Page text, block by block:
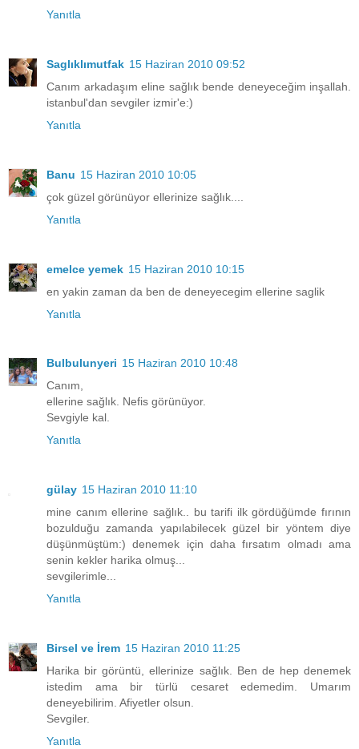
Yanıtla
Saglıklımutfak 15 Haziran 2010 09:52
Canım arkadaşım eline sağlık bende deneyeceğim inşallah.
istanbul'dan sevgiler izmir'e:)
Yanıtla
Banu 15 Haziran 2010 10:05
çok güzel görünüyor ellerinize sağlık....
Yanıtla
emelce yemek 15 Haziran 2010 10:15
en yakin zaman da ben de deneyecegim ellerine saglik
Yanıtla
Bulbulunyeri 15 Haziran 2010 10:48
Canım,
ellerine sağlık. Nefis görünüyor.
Sevgiyle kal.
Yanıtla
gülay 15 Haziran 2010 11:10
mine canım ellerine sağlık.. bu tarifi ilk gördüğümde fırının
bozulduğu zamanda yapılabilecek güzel bir yöntem diye
düşünmüştüm:) denemek için daha fırsatım olmadı ama
senin kekler harika olmuş...
sevgilerimle...
Yanıtla
Birsel ve İrem 15 Haziran 2010 11:25
Harika bir görüntü, ellerinize sağlık. Ben de hep denemek
istedim ama bir türlü cesaret edemedim. Umarım
deneyebilirim. Afiyetler olsun.
Sevgiler.
Yanıtla